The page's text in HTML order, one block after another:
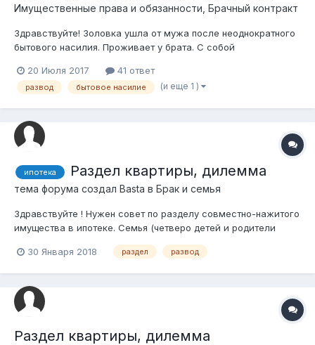
Имущественные права и обязанности, Брачный контракт
Здравствуйте! Золовка ушла от мужа после неоднократного
бытового насилия. Проживает у брата. С собой
остался у дедушки. Примерно через 2 недели муж решил
забрать детей с собой, ссылаясь на 50%-ное право на
20 Июля 2017 41 ответ
развод бытовое насилие (и еще 1 )
ипотека Раздел квартиры, дилемма
тема форума создал Basta в Брак и семья
Здравствуйте ! Нужен совет по разделу совместно-нажитого
имущества в ипотеке. Семья (четверо детей и родители
мужа), оформила в ипотеку квартиру через ЖСБ. Как
положено внесли первоначалку 50%,из которых 20%
оформили на мужа, жена идет созаемщик...
30 Января 2018 раздел развод
Раздел квартиры, дилемма